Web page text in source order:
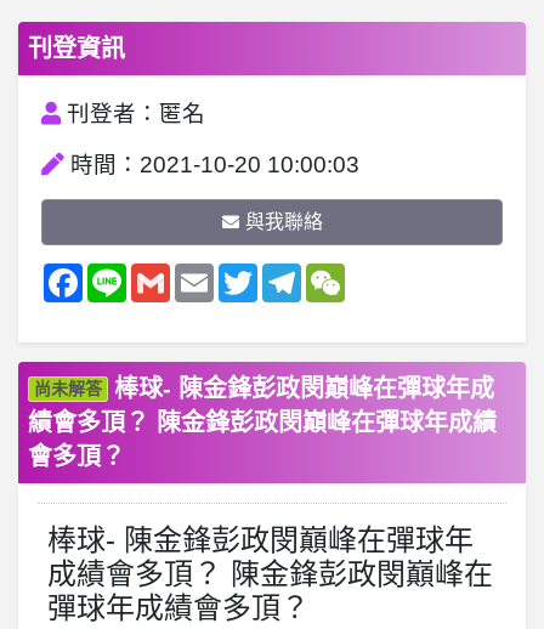
刊登資訊
刊登者：匿名
時間：2021-10-20 10:00:03
與我聯絡
Facebook
Line GmailEmail TwitterTelegramWeChat
尚未解答
棒球- 陳金鋒彭政閔巔峰在彈球年成
績會多頂？ 陳金鋒彭政閔巔峰在彈球年成績
會多頂？
棒球- 陳金鋒彭政閔巔峰在彈球年
成績會多頂？ 陳金鋒彭政閔巔峰在
彈球年成績會多頂？